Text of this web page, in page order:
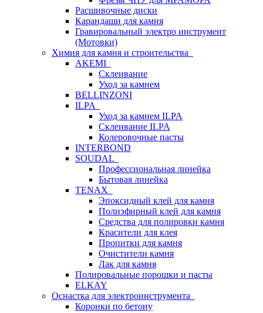
Расшивочные диски
Карандаши для камня
Гравировальный электро инструмент
(Мотовки)
Химия для камня и строительства
AKEMI
Склеивание
Уход за камнем
BELLINZONI
ILPA
Уход за камнем ILPA
Склеивание ILPA
Колеровочные пасты
INTERBOND
SOUDAL
Профессиональная линейка
Бытовая линейка
TENAX
Эпоксидный клей для камня
Полиэфирный клей для камня
Средства для полировки камня
Красители для клея
Пропитки для камня
Очистители камня
Лак для камня
Полировальные порошки и пасты
ELKAY
Оснастка для электроинструмента
Коронки по бетону